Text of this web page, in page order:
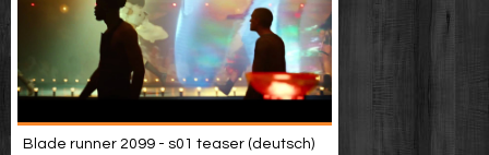
Blade runner 2099 - s01 teaser (deutsch)